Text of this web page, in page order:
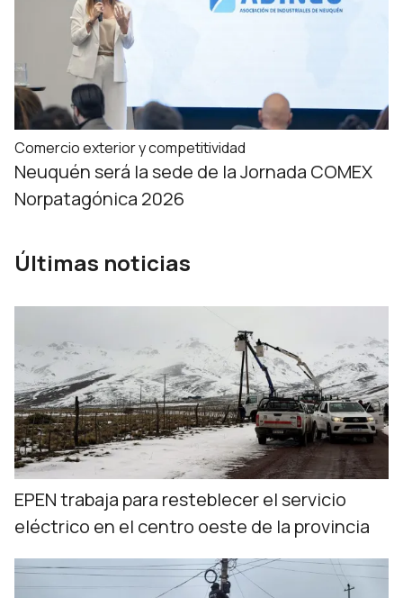
Comercio exterior y competitividad
Neuquén será la sede de la Jornada COMEX
Norpatagónica 2026
Últimas noticias
EPEN trabaja para resteblecer el servicio
eléctrico en el centro oeste de la provincia